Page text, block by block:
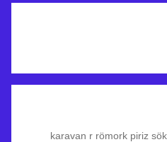
karavan r römork piriz